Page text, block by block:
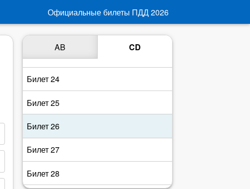
Официальные билеты ПДД2026
AB CD
Билет 21
Билет 22
Билет 23
Билет 24
Билет 25
Билет 26
Билет 27
Билет 28